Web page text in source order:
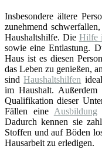
Insbesondere ältere
zunehmend
Haushaltshilfe. Die Hilfe
sowie eine Entlastung.
Haus ist es diesen
das Leben zu genießen,
sindHaushaltshilfen
im Haushalt.
Qualifikation dieser
Fällen eine Ausbildung
Dadurch kennen sie
Stoffen und auf Böden
Hausarbeit zu erledigen.